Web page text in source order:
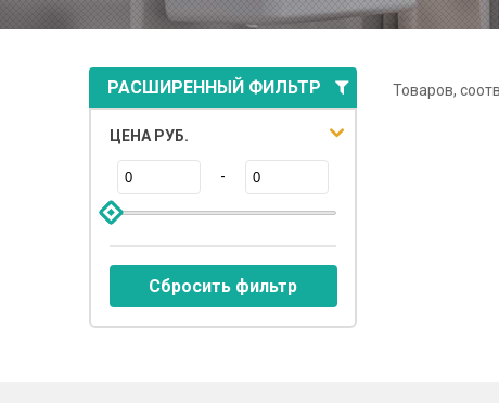
РАСШИРЕННЫЙ ФИЛЬТР
ЦЕНА РУБ.
-
Сбросить фильтр
Товаров,